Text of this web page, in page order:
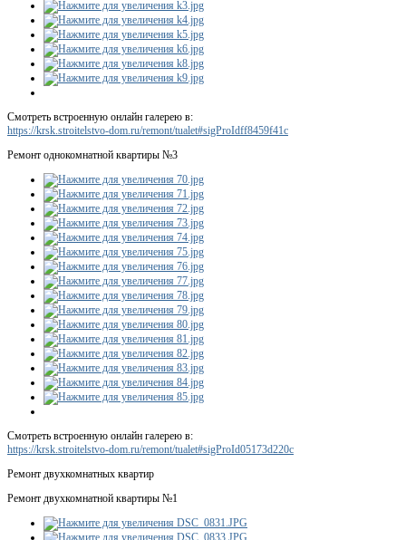
Смотреть встроенную онлайн галерею в:
https://krsk.stroitelstvo-dom.ru/remont/tualet#sigProIdff8459f41c
Ремонт однокомнатной квартиры №3
Смотреть встроенную онлайн галерею в:
https://krsk.stroitelstvo-dom.ru/remont/tualet#sigProId05173d220c
Ремонт двухкомнатных квартир
Ремонт двухкомнатной квартиры №1